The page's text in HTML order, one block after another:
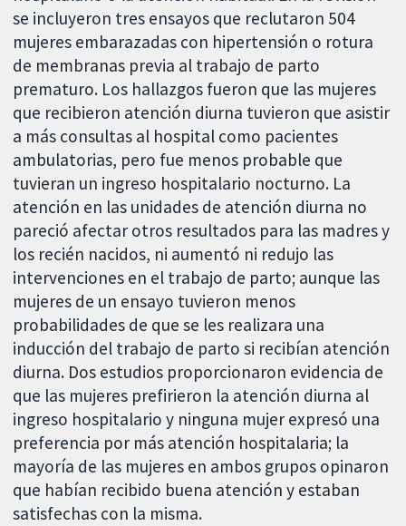
se incluyeron tres ensayos que reclutaron 504
mujeres embarazadas con hipertensión o rotura
de membranas previa al trabajo de parto
prematuro. Los hallazgos fueron que las mujeres
que recibieron atención diurna tuvieron que asistir
a más consultas al hospital como pacientes
ambulatorias, pero fue menos probable que
tuvieran un ingreso hospitalario nocturno. La
atención en las unidades de atención diurna no
pareció afectar otros resultados para las madres y
los recién nacidos, ni aumentó ni redujo las
intervenciones en el trabajo de parto; aunque las
mujeres de un ensayo tuvieron menos
probabilidades de que se les realizara una
inducción del trabajo de parto si recibían atención
diurna. Dos estudios proporcionaron evidencia de
que las mujeres prefirieron la atención diurna al
ingreso hospitalario y ninguna mujer expresó una
preferencia por más atención hospitalaria; la
mayoría de las mujeres en ambos grupos opinaron
que habían recibido buena atención y estaban
satisfechas con la misma.